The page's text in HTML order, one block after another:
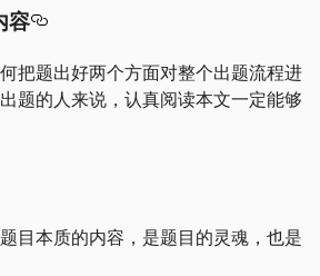
容
把题出好两个方面对整个出题流程进
题的人来说，认真阅读本文一定能够
目本质的内容，是题目的灵魂，也是